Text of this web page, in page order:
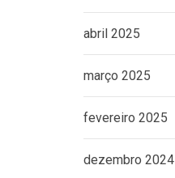
abril 2025
março 2025
fevereiro 2025
dezembro 2024